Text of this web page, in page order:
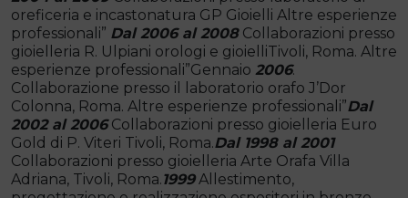
oreficeria e incastonatura GP Gioielli Altre esperienze
professionali” Dal 2006 al 2008Collaborazioni presso
gioielleria R. Ulpiani orologi e gioielliTivoli, Roma. Altre
esperienze professionali”Gennaio 2006.
Collaborazione presso il laboratorio orafo J’Dor
Colonna, Roma. Altre esperienze professionali”Dal
2002 al 2006Collaborazioni presso gioielleria Euro
Gold di P. Viteri Tivoli, Roma.Dal 1998 al 2001
Collaborazioni presso gioielleria Arte Orafa Villa
Adriana, Tivoli, Roma.1999 Allestimento,